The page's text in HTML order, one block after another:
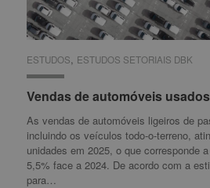
ESTUDOS, ESTUDOS SETORIAIS DBK
Vendas de automóveis
As vendas de automóveis ligeiros de
incluindo os veículos todo-o-terreno,
unidades em 2025, o que corresponde
5,5% face a 2024. De acordo com a
para…
ESTUDOS ESTUDOS SETORIAIS DBK
Vendas de automóveis